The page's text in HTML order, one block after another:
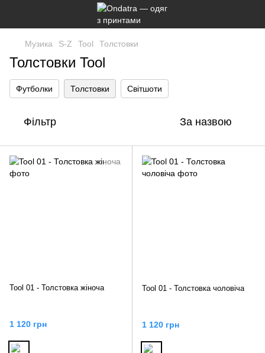
Музика S-Z Tool Толстовки
Толстовки Tool
Футболки Толстовки Світшоти
Фільтр За назвою
Tool 01 - Толстовка жіноча
1 120 грн
Tool 01 - Толстовка чоловіча
1 120 грн